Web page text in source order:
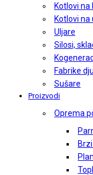
Kotlovi na
Kotlovi na
Uljare
Silosi,
Fabrike
Sušare
Proizvodi
Oprema